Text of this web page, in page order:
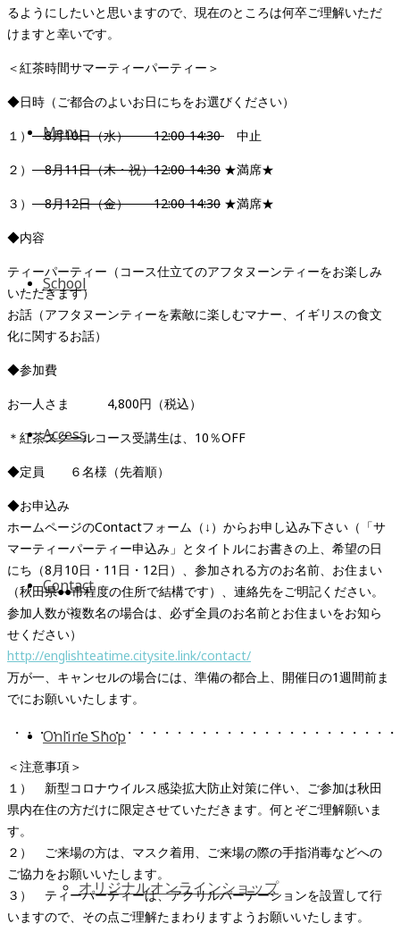
Menu
School
Access
Contact
Online Shop
オリジナルオンラインショップ
るようにしたいと思いますので、現在のところは何卒ご理解いただ
けますと幸いです。
＜紅茶時間サマーティーパーティー＞
◆日時（ご都合のよいお日にちをお選びください）
１）8月10日（水） 12:00-14:30 中止
２） 8月11日（木・祝）12:00-14:30 ★満席★
３） 8月12日（金） 12:00-14:30 ★満席★
◆内容
ティーパーティー（コース仕立てのアフタヌーンティーをお楽しみ
いただきます）
お話（アフタヌーンティーを素敵に楽しむマナー、イギリスの食文
化に関するお話）
◆参加費
お一人さま 4,800円（税込）
＊紅茶スクールコース受講生は、10％OFF
◆定員 ６名様（先着順）
◆お申込み
ホームページのContactフォーム（↓）からお申し込み下さい（「サ
マーティーパーティー申込み」とタイトルにお書きの上、希望の日
にち（8月10日・11日・12日）、参加される方のお名前、お住まい
（秋田県●●市程度の住所で結構です）、連絡先をご明記ください。
参加人数が複数名の場合は、必ず全員のお名前とお住まいをお知ら
せください）
http://englishteatime.citysite.link/contact/
万が一、キャンセルの場合には、準備の都合上、開催日の1週間前ま
でにお願いいたします。
・・・・・・・・・・・・・・・・・・・・・・・・・・・・・・
＜注意事項＞
１） 新型コロナウイルス感染拡大防止対策に伴い、ご参加は秋田
県内在住の方だけに限定させていただきます。何とぞご理解願いま
す。
２） ご来場の方は、マスク着用、ご来場の際の手指消毒などへの
ご協力をお願いいたします。
３） ティーパーティーは、アクリルパーテーションを設置して行
いますので、その点ご理解たまわりますようお願いいたします。